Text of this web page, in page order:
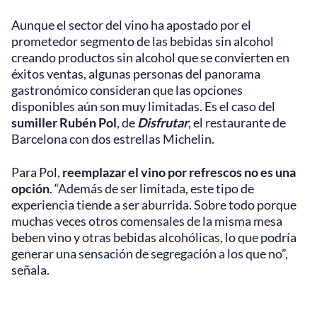
Aunque el sector del vino ha apostado por el
prometedor segmento de las bebidas sin alcohol
creando productos sin alcohol que se convierten en
éxitos ventas, algunas personas del panorama
gastronómico consideran que las opciones
disponibles aún son muy limitadas. Es el caso del
sumillerRubén Pol, deDisfrutar, el restaurante de
Barcelona con dos estrellas Michelin.
Para Pol, reemplazar el vino por refrescos no es una
opción. “Además de ser limitada, este tipo de
experiencia tiende a ser aburrida. Sobre todo porque
muchas veces otros comensales de la misma mesa
beben vino y otras bebidas alcohólicas, lo que podría
generar una sensación de segregación a los que no”,
señala.